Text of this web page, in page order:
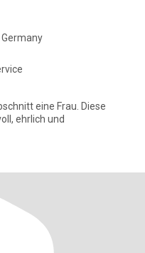
eine Frau. Diese
ehrlich und